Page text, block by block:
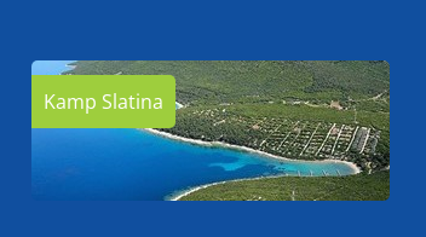
Kamp Slatina